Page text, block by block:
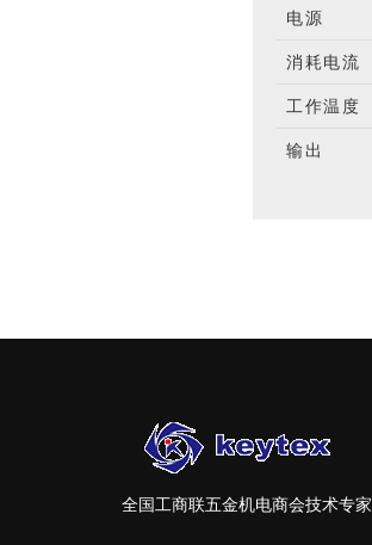
电源
消耗电流
工作温度
输出
全国工商联五金机电商会技术专家